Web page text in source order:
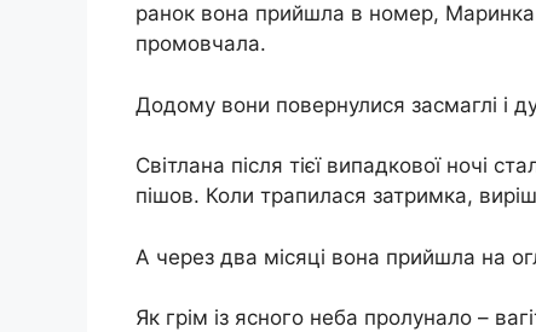
ранок вона прийшла в номер,
промовчала.
Додому вони повернулися засмаглі і
Світлана після тієї випадкової ночі
пішов. Коли трапилася затримка,
А через два місяці вона прийшла на
Як грім із ясного неба пролунало –